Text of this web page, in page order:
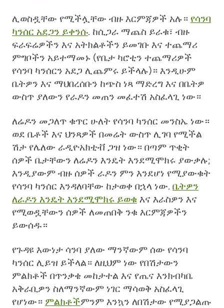
ሊወስዷቸው የሚችሏቸው ብዙ እርምጃዎች አሉ። የሳንባ
ካንሰር አደጋን ይቀንሱ. ከሲጋራ ማጨስ ይራቁ፣ ብዙ
ፍራፍሬዎችን እና አትክልቶችን ይመገቡ እና ተጨማሪ
ምግቦችን አይተማመኑ (የቤታ ካሮቲን ተጨማሪዎች
የሳንባ ካንሰርን አደጋ ሊጨምሩ ይችላሉ)። እንዲሁም
ቤትዎን እና ማህበረሰቡን ከጭስ ነጻ ማድረግ እና በቤትዎ
ውስጥ ያለውን የራዶን መጠን መፈተሽ አስፈላጊ ነው።
ለሬዶን መጋለጥ ቁጥር ሁለት የሳንባ ካንሰር መንስኤ ነው።
ወደ ቤቶች እና ህንጻዎች በመሬት ውስጥ ሊገባ የሚችል
ሽታ የሌለው ራዲዮአክቲቭ ጋዝ ነው። በጣም ጥቂት
ሰዎች ቤታቸውን ለሬዶን እንዴት እንደሚሞክሩ ያውቃሉ;
እንዲያውም ብዙ ሰዎች ራዶን ምን እንደሆነ የሚያውቁት
የሳንባ ካንሰር እንዳለባቸው ከታወቀ በኋላ ነው. ቤትዎን
ለራዶን እንዴት እንደሚሞክሩ ይወቁእና እራስዎን እና
የሚወዷቸውን ሰዎች ለመጠበቅ ንቁ እርምጃዎችን
ይውሰዱ።
የጉዳዩ እውነታ ሳንባ ያለው ማንኛውም ሰው የሳንባ
ካንሰር ሊይዝ ይችላል። ለዚህም ነው የበሽታውን
ምልክቶች በጥንቃቄ መከታተል እና የጤና እንክብካቤ
አቅራቢዎን ስለማንኛውም ነገር ማሳወቅ አስፈላጊ
የሆነው። ምልክቶችምንም እንኳን ለበሽታው የሚያጋልጡ